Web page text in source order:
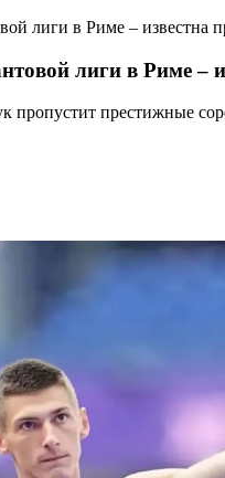
лиги в Риме – известна
лиги в Риме –
престижные